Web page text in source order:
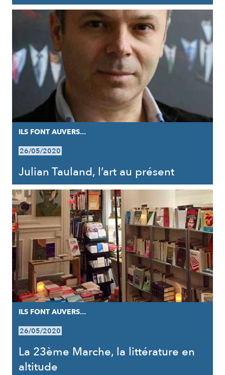
ILS FONT AUVERS...
26/05/2020
Julian Tauland, l’art au présent
ILS FONT AUVERS...
26/05/2020
La 23ème Marche, la littérature en
altitude